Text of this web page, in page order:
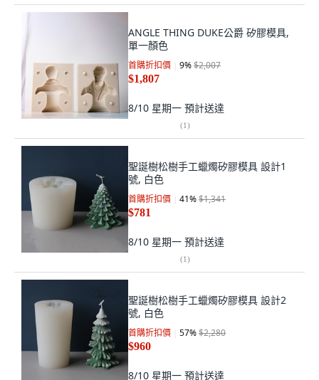
ANGLE THING DUKE公爵 矽膠模具,
單一顏色
首購折扣價 9%$2,007
$1,807
8/10 星期一 預計送達
(1)
聖誕樹松樹手工蠟燭矽膠模具 設計1
號, 白色
首購折扣價 41%$1,341
$781
8/10 星期一 預計送達
(1)
聖誕樹松樹手工蠟燭矽膠模具 設計2
號, 白色
首購折扣價 57%$2,280
$960
8/10 星期一 預計送達